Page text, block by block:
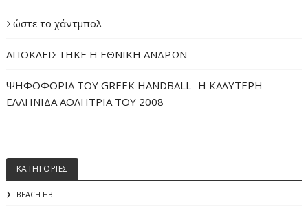
Σώστε το χάντμπολ
ΑΠΟΚΛΕΙΣΤΗΚΕ Η ΕΘΝΙΚΗ ΑΝΔΡΩΝ
ΨΗΦΟΦΟΡΙΑ ΤΟΥ GREEK HANDBALL- H ΚΑΛΥΤΕΡΗ
ΕΛΛΗΝΙΔΑ ΑΘΛΗΤΡΙΑ ΤΟΥ 2008
ΚΑΤΗΓΟΡΙΕΣ
BEACH HB